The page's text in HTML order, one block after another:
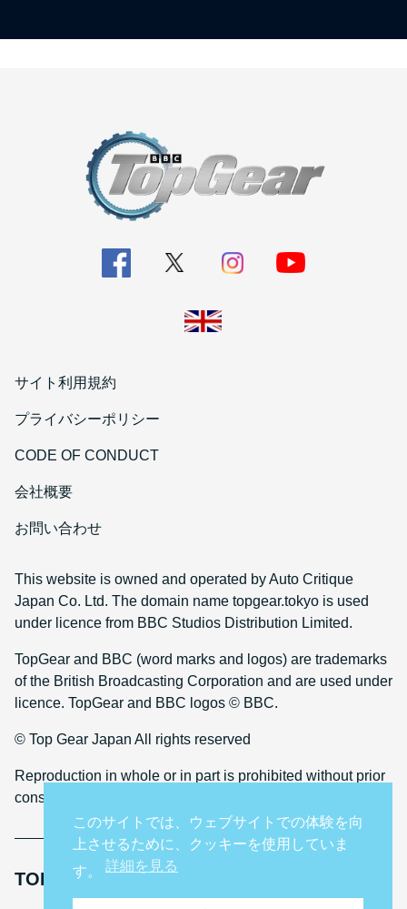
サイト利用規約
プライバシーポリシー
CODE OF CONDUCT
会社概要
お問い合わせ
This website is owned and operated by Auto Critique
Japan Co. Ltd. The domain name topgear.tokyo is used
under licence from BBC Studios Distribution Limited.
TopGear and BBC (word marks and logos) are trademarks
of the British Broadcasting Corporation and are used under
licence. TopGear and BBC logos © BBC.
© Top Gear Japan All rights reserved
Reproduction in whole or in part is prohibited without prior
consent
TOP GEAR INTERNATIONAL SITES
このサイトでは、ウェブサイトでの体験を向
上させるために、クッキーを使用していま
す。 詳細を見る